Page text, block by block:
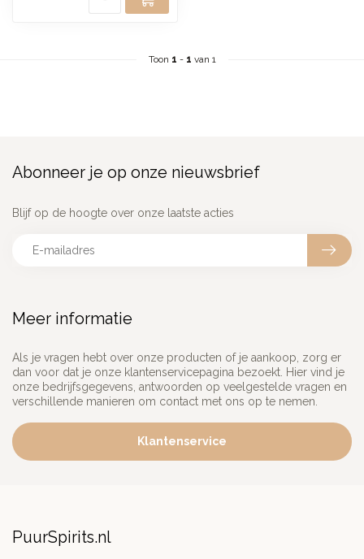
Toon 1 - 1 van 1
Meer informatie
Als je vragen hebt over onze producten of je aankoop, zorg er
dan voor dat je onze klantenservicepagina bezoekt. Hier vind je
onze bedrijfsgegevens, antwoorden op veelgestelde vragen en
verschillende manieren om contact met ons op te nemen.
Klantenservice
Abonneer je op onze nieuwsbrief
Blijf op de hoogte over onze laatste acties
PuurSpirits.nl